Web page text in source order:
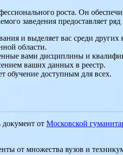
роста. Он
заведения предоставляет
и выделяет вас среди других
области.
вами дисциплины и
ваших данных в реестр.
обучение доступным для всех.
документ от Московской
от множества вузов и